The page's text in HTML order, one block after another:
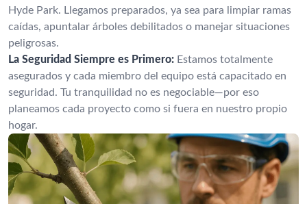
Hyde Park. Llegamos preparados, ya sea para limpiar ramas
caídas, apuntalar árboles debilitados o manejar situaciones
peligrosas.
La Seguridad Siempre es Primero: Estamos totalmente
asegurados y cada miembro del equipo está capacitado en
seguridad. Tu tranquilidad no es negociable—por eso
planeamos cada proyecto como si fuera en nuestro propio
hogar.